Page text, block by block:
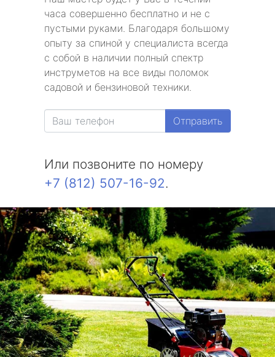
часа совершенно бесплатно и не с
пустыми руками. Благодаря большому
опыту за спиной у специалиста всегда
с собой в наличии полный спектр
инструметов на все виды поломок
садовой и бензиновой техники.
Отправить
Или позвоните по номеру
+7 (812) 507-16-92.